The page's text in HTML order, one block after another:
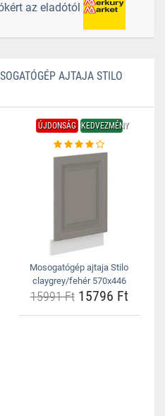
az eladótól
AJTAJA STILO
ÚJDONSÁG KEDVEZMÉNY
Mosogatógép ajtaja Stilo
claygrey/fehér 570x446
15991 Ft15796 Ft